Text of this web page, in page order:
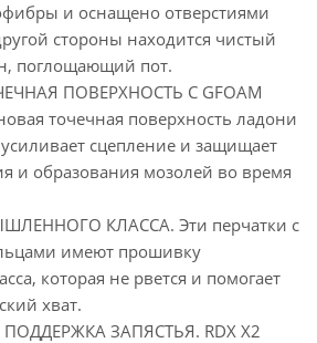
и оснащено отверстиями
стороны находится чистый
поглощающий пот.
ПОВЕРХНОСТЬ С GFOAM
точечная поверхность ладони
сцепление и защищает
и образования мозолей во время
КЛАССА. Эти перчатки с
имеют прошивку
которая не рвется и помогает
хват.
ЗАПЯСТЬЯ. RDX X2